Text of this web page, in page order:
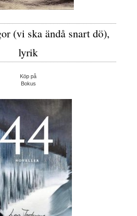
(vi ska ändå snart dö),
lyrik
Köp på
Bokus